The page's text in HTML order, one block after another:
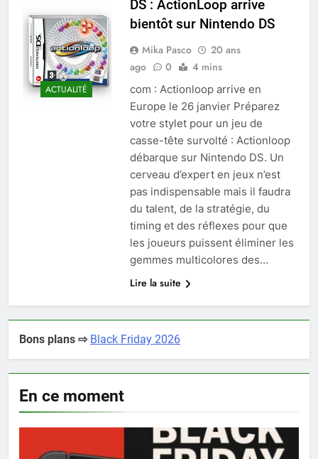
ACTUALITÉ
DS : ActionLoop arrive
bientôt sur Nintendo DS
Mika Pasco
20 ans
ago
0 4 mins
com : Actionloop arrive en
Europe le 26 janvier Préparez
votre stylet pour un jeu de
casse-tête survolté : Actionloop
débarque sur Nintendo DS. Un
cerveau d’expert en jeux n’est
pas indispensable mais il faudra
du talent, de la stratégie, du
timing et des réflexes pour que
les joueurs puissent éliminer les
gemmes multicolores des…
Lire la suite
Bons plans ⇨ Black Friday 2026
En ce moment